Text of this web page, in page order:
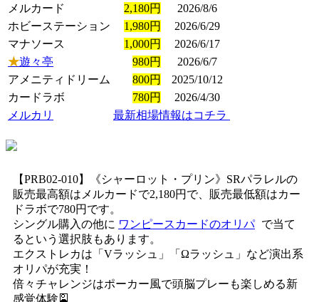
メルカード
2,180円
2026/8/6
ホビーステーション
1,980円
2026/6/29
マナソース
1,000円
2026/6/17
★遊々亭 980円
2026/6/7
アメニティドリーム
800円
2025/10/12
カードラボ
780円
2026/4/30
メルカリ
最新相場情報はコチラ
【PRB02-010】《シャーロット・プリン》SRパラレルの
販売最高額はメルカードで2,180円で、販売最低額はカー
ドラボで780円です。
シングル購入の他に ワンピースカードのオリパ で当て
るという選択肢もあります。
エクストレカは「Vラッシュ」「Ωラッシュ」など演出系
オリパが充実！
倍々チャレンジはポーカー風で頭脳プレーも楽しめる新
感覚体験🎴